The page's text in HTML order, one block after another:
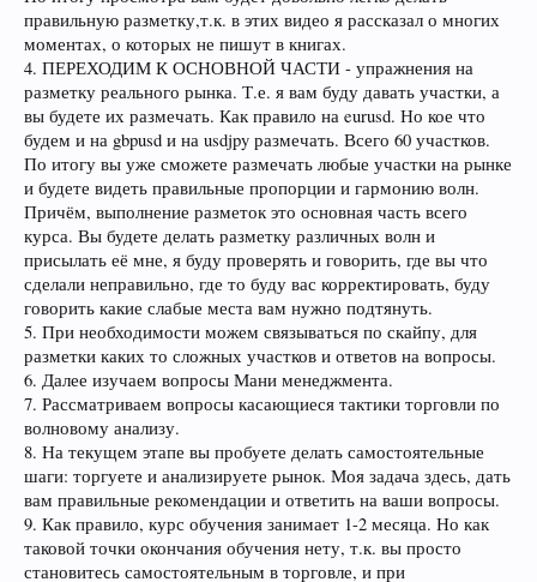
правильную разметку,т.к. в этих видео я рассказал о многих
моментах, о которых не пишут в книгах.
4. ПЕРЕХОДИМ К ОСНОВНОЙ ЧАСТИ - упражнения на
разметку реального рынка. Т.е. я вам буду давать участки, а
вы будете их размечать. Как правило на eurusd. Но кое что
будем и на gbpusd и на usdjpy размечать. Всего 60 участков.
По итогу вы уже сможете размечать любые участки на рынке
и будете видеть правильные пропорции и гармонию волн.
Причём, выполнение разметок это основная часть всего
курса. Вы будете делать разметку различных волн и
присылать её мне, я буду проверять и говорить, где вы что
сделали неправильно, где то буду вас корректировать, буду
говорить какие слабые места вам нужно подтянуть.
5. При необходимости можем связываться по скайпу, для
разметки каких то сложных участков и ответов на вопросы.
6. Далее изучаем вопросы Мани менеджмента.
7. Рассматриваем вопросы касающиеся тактики торговли по
волновому анализу.
8. На текущем этапе вы пробуете делать самостоятельные
шаги: торгуете и анализируете рынок. Моя задача здесь, дать
вам правильные рекомендации и ответить на ваши вопросы.
9. Как правило, курс обучения занимает 1-2 месяца. Но как
таковой точки окончания обучения нету, т.к. вы просто
становитесь самостоятельным в торговле, и при